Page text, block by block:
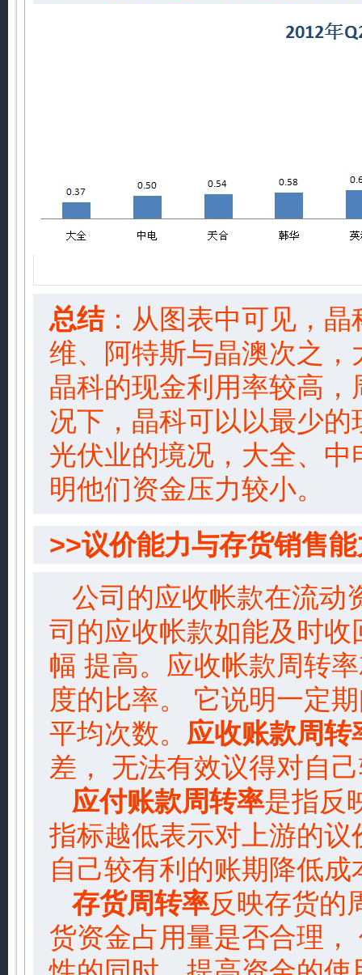
总结：从图表中可见，
维、阿特斯与晶澳次之
晶科的现金利用率较高
况下，晶科可以以最少
光伏业的境况，大全、
明他们资金压力较小。
>>议价能力与存货销售
公司的应收帐款在流动
司的应收帐款如能及时
幅 提高。应收帐款周转
度的比率。 它说明一定
平均次数。 应收账款周转
差， 无法有效议得对自
应付账款周转率是指反
指标越低表示对上游的
自己较有利的账期降低成
存货周转率反映存货的
货资金占用量是否合理